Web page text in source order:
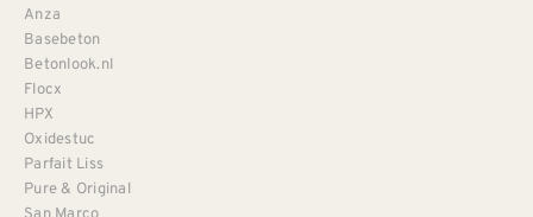
Anza
Basebeton
Betonlook.nl
Flocx
HPX
Oxidestuc
Parfait Liss
Pure & Original
San Marco